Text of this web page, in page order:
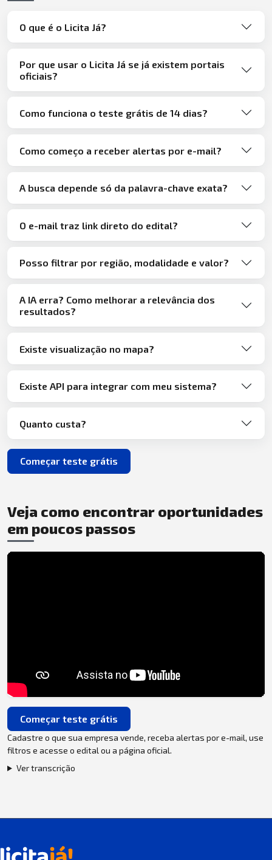
O que é o Licita Já?
Por que usar o Licita Já se já existem portais
oficiais?
Como funciona o teste grátis de 14 dias?
Como começo a receber alertas por e-mail?
A busca depende só da palavra-chave exata?
O e-mail traz link direto do edital?
Posso filtrar por região, modalidade e valor?
A IA erra? Como melhorar a relevância dos
resultados?
Existe visualização no mapa?
Existe API para integrar com meu sistema?
Quanto custa?
Começar teste grátis
Veja como encontrar oportunidades
em poucos passos
Começar teste grátis
Cadastre o que sua empresa vende, receba alertas por e-mail, use
filtros e acesse o edital ou a página oficial.
Ver transcrição